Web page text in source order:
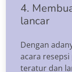
4.
lancar
Dengan
acara
teratur dan